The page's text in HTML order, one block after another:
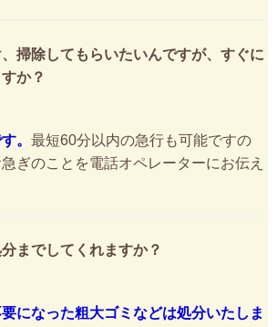
掃除してもらいたいんですが、すぐに
か？
。 最短60分以内の急行も可能ですの
ぎのことを電話オペレーターにお伝え
までしてくれますか？
になった粗大ゴミなどは処分いたしま